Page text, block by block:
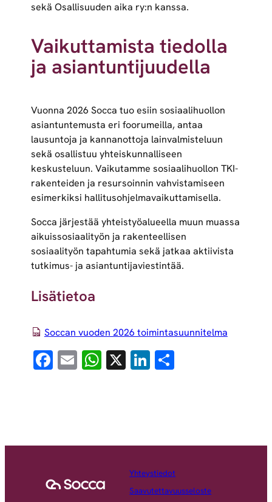
sekä Osallisuuden aika ry:n kanssa.
Vaikuttamista tiedolla
ja asiantuntijuudella
Vuonna 2026 Socca tuo esiin sosiaalihuollon
asiantuntemusta eri foorumeilla, antaa
lausuntoja ja kannanottoja lainvalmisteluun
sekä osallistuu yhteiskunnalliseen
keskusteluun. Vaikutamme sosiaalihuollon TKI-
rakenteiden ja resursoinnin vahvistamiseen
esimerkiksi hallitusohjelmavaikuttamisella.
Socca järjestää yhteistyöalueella muun muassa
aikuissosiaalityön ja rakenteellisen
sosiaalityön tapahtumia sekä jatkaa aktiivista
tutkimus- ja asiantuntijaviestintää.
Lisätietoa
Soccan vuoden 2026 toimintasuunnitelma
Facebook
EmailWhatsApp
X LinkedIn
Share
Yhteystiedot
Saavutettavuusseloste